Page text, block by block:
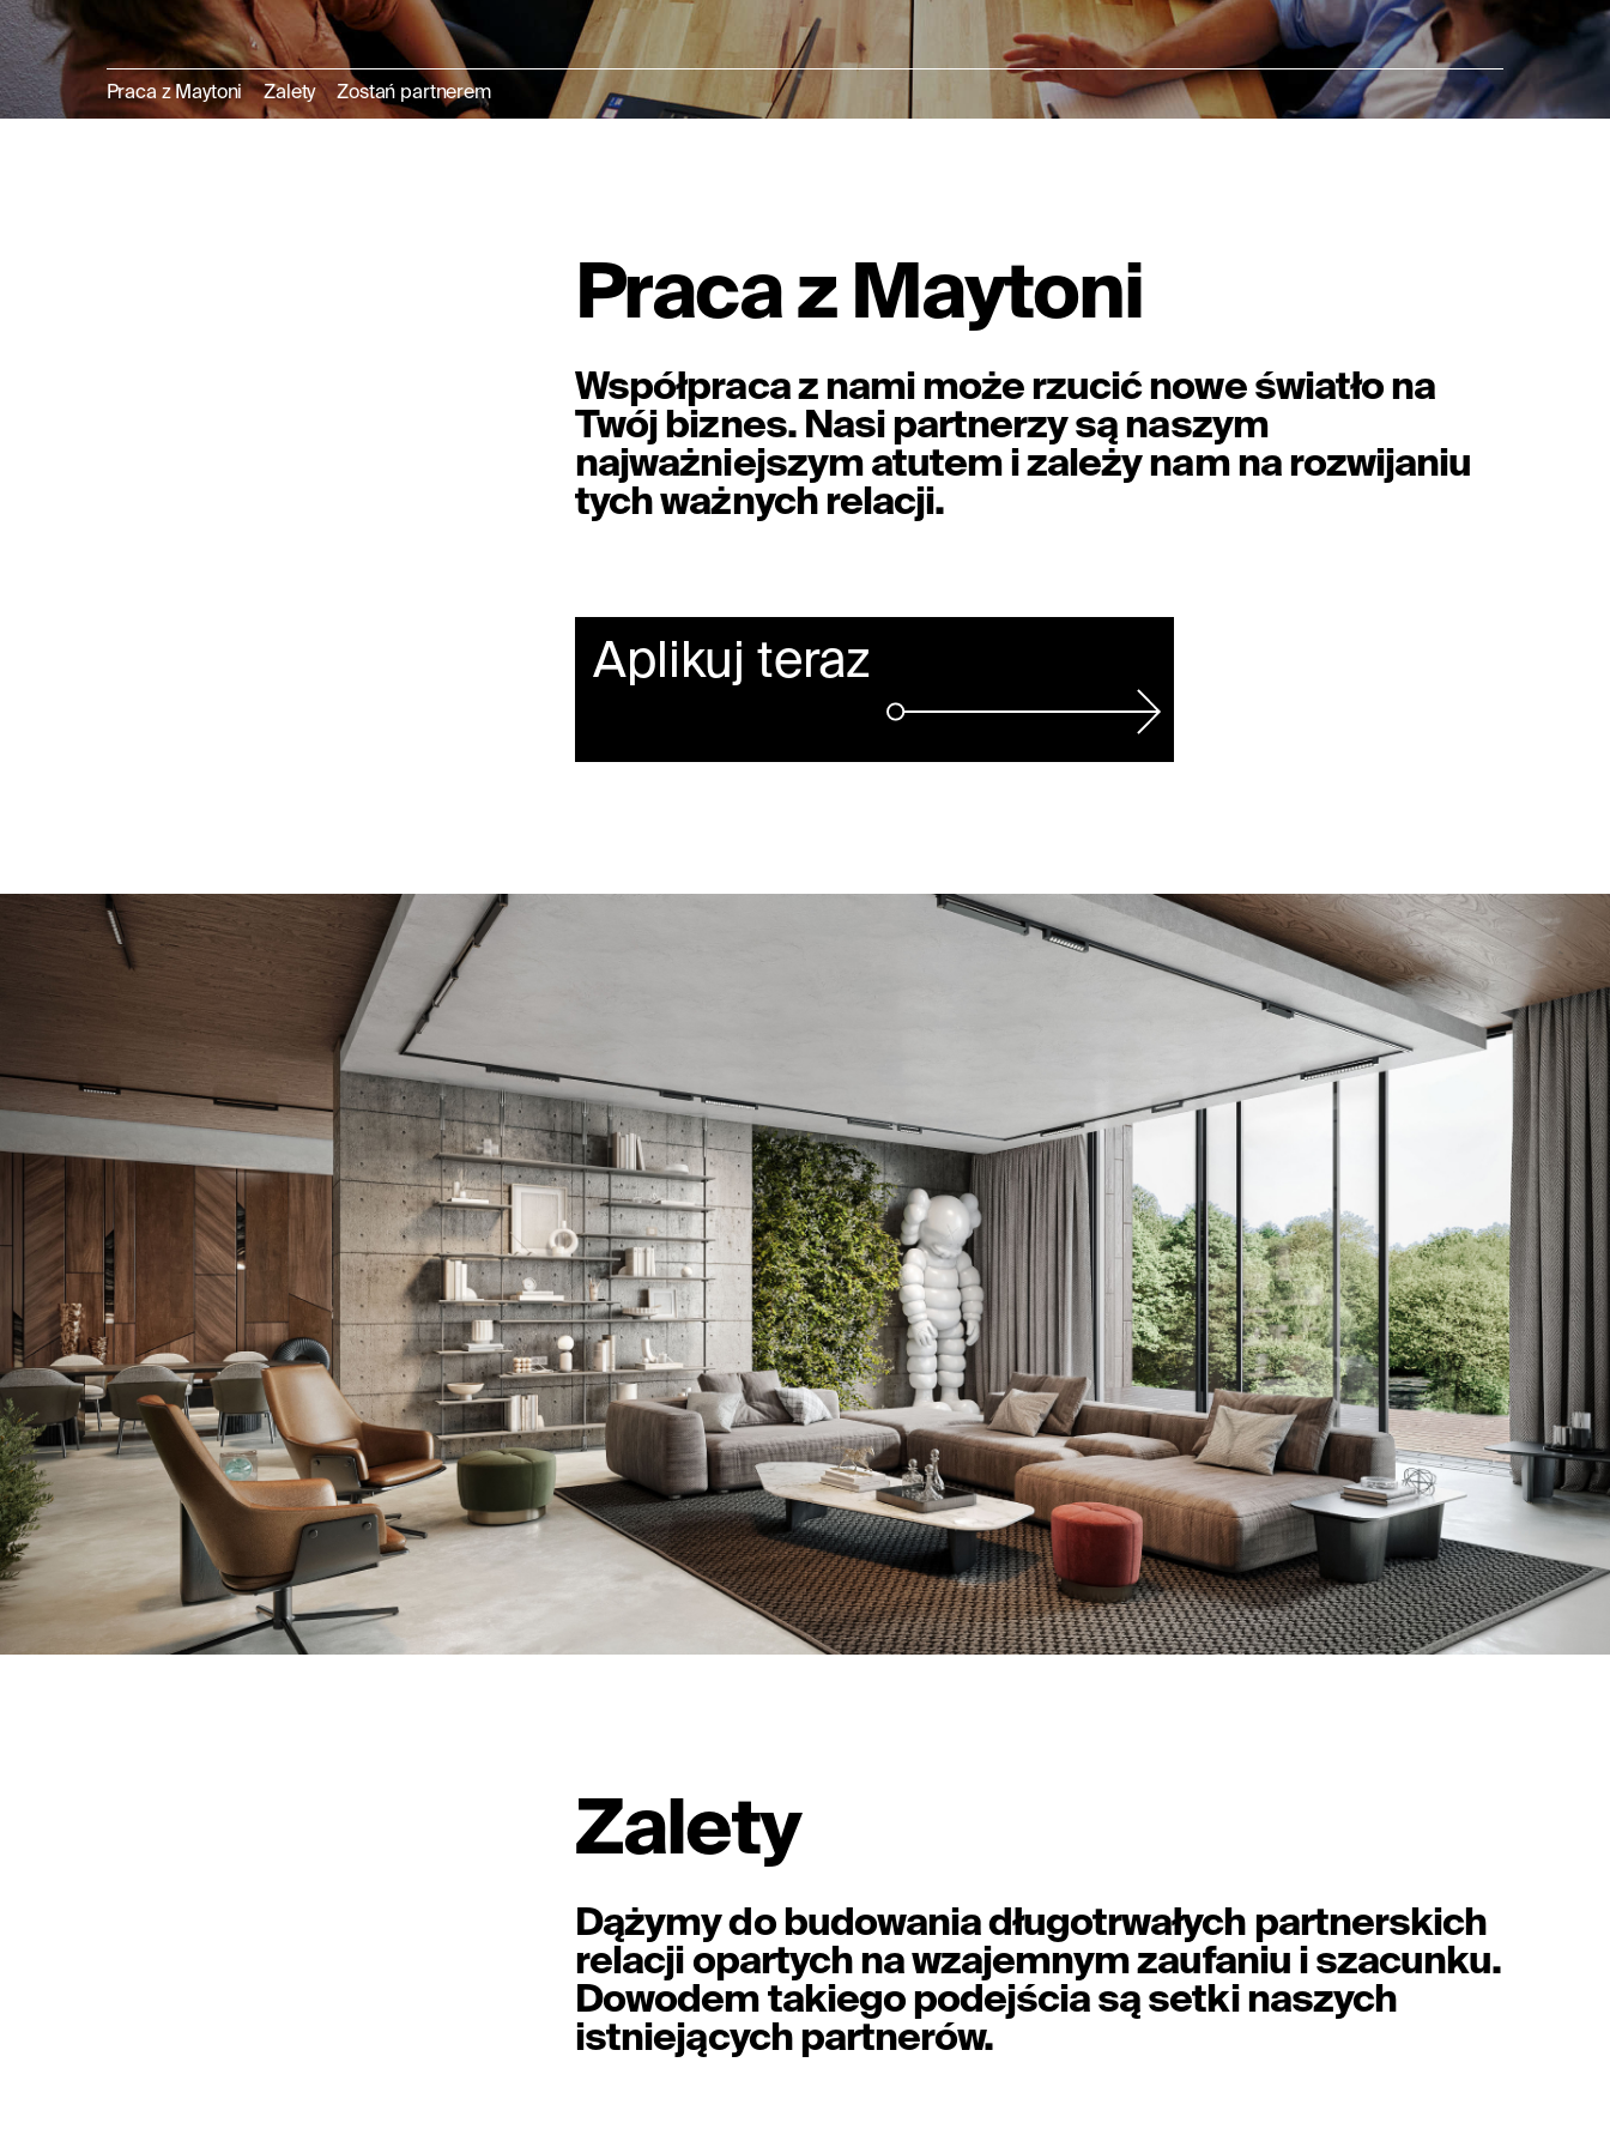
Praca z Maytoni Zalety Zostań partnerem
Praca z Maytoni
Współpraca z nami może rzucić nowe światło na
Twój biznes. Nasi partnerzy są naszym
najważniejszym atutem i zależy nam na rozwijaniu
tych ważnych relacji.
Aplikuj teraz
Zalety
Dążymy do budowania długotrwałych partnerskich
relacji opartych na wzajemnym zaufaniu i szacunku.
Dowodem takiego podejścia są setki naszych
istniejących partnerów.